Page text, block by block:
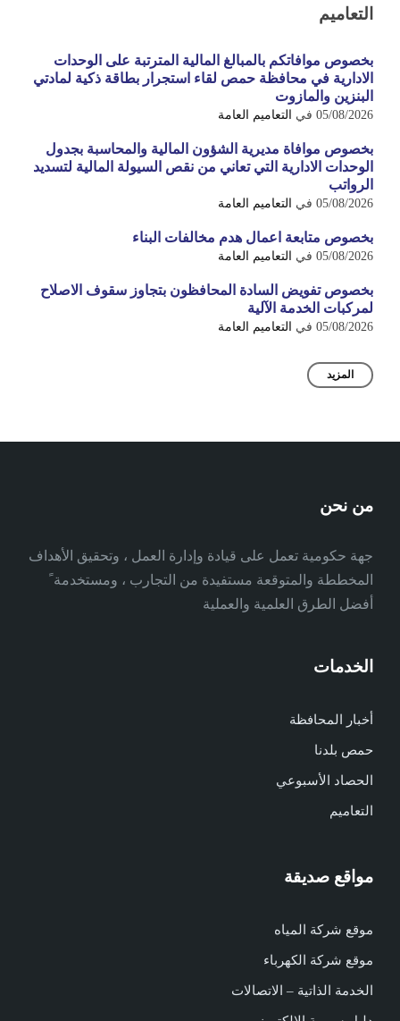
التعاميم
بخصوص موافاتكم بالمبالغ المالية المترتبة على الوحدات
الادارية في محافظة حمص لقاء استجرار بطاقة ذكية لمادتي
البنزين والمازوت
05/08/2026 في التعاميم العامة
بخصوص موافاة مديرية الشؤون المالية والمحاسبة بجدول
الوحدات الادارية التي تعاني من نقص السيولة المالية لتسديد
الرواتب
05/08/2026 في التعاميم العامة
بخصوص متابعة اعمال هدم مخالفات البناء
05/08/2026 في التعاميم العامة
بخصوص تفويض السادة المحافظون بتجاوز سقوف الاصلاح
لمركبات الخدمة الآلية
05/08/2026 في التعاميم العامة
المزيد
من نحن
جهة حكومية تعمل على قيادة وإدارة العمل ، وتحقيق الأهداف
المخططة والمتوقعة مستفيدة من التجارب ، ومستخدمة ً
أفضل الطرق العلمية والعملية
الخدمات
أخبار المحافظة
حمص بلدنا
الحصاد الأسبوعي
التعاميم
مواقع صديقة
موقع شركة المياه
موقع شركة الكهرباء
الخدمة الذاتية – الاتصالات